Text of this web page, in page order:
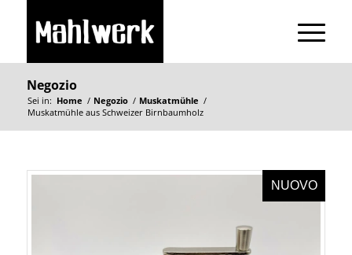
Negozio
Sei in: Home / Negozio / Muskatmühle /
Muskatmühle aus Schweizer Birnbaumholz
NUOVO